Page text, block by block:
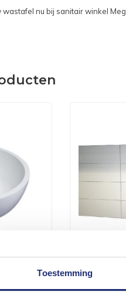
Toestemming
nu bij sanitair winkel
Glans
Merbau
P/M²